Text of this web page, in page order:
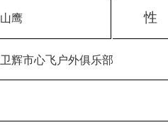
山鹰 性
卫辉市心飞户外俱乐部